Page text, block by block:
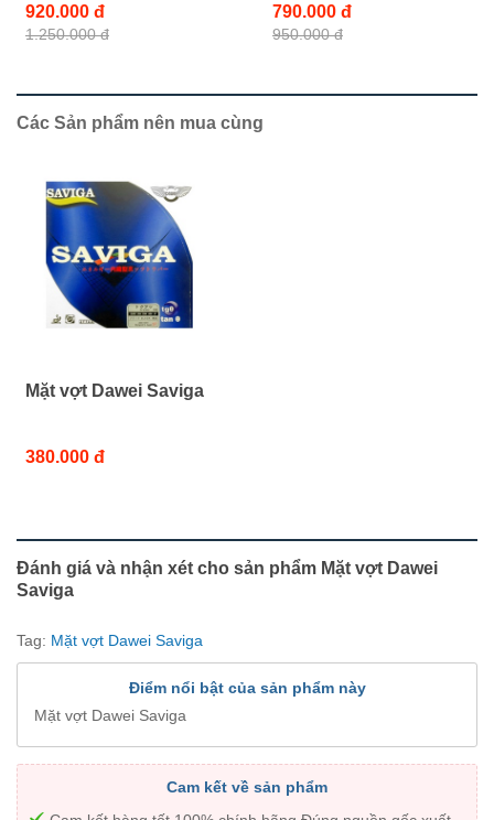
920.000 đ
1.250.000 đ
790.000 đ
950.000 đ
Các Sản phẩm nên mua cùng
Mặt vợt Dawei Saviga
380.000 đ
Đánh giá và nhận xét cho sản phẩm Mặt vợt Dawei
Saviga
Tag: Mặt vợt Dawei Saviga
Điểm nổi bật của sản phẩm này
Mặt vợt Dawei Saviga
Cam kết về sản phẩm